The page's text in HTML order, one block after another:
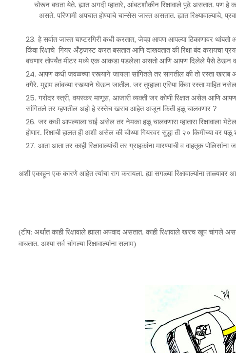
चोरून बघता येते. ह्यात अगदी म्हातारे, आंबटशौकीन रिक्षावाले पुढे असतात. पण हे
असते. परिणामी अपघात होण्याचे चान्सेस जास्त असतात. ह्यात रिक्ष्यावाल्याचे,
हे सर्वात जास्त चाप्टरगिरी कधी करतात, जेव्हा आपण आपल्या ठिकाणावर थांबतो
किंवा रिक्षाचे गियर अँड्जस्ट करत बसतात आणि दाखवतात की रिक्षा बंद करायचा
बघणार तोपर्यंत मीटर मध्ये एक आकडा पडलेला असतो आणि आपण दिलेले पैसे ठेऊन
आपण कधी जवळच्या रस्त्याने जायला सांगितले तर सांगतील की तो रस्ता
वगैरे. मुद्दाम लांबच्या रस्त्याने घेऊन जातील. जर तुम्हाला एरिया किंवा रस्ता माहित
गरोदर स्त्री, वयस्कर माणूस, आजारी व्यक्ती जर कोणी रिक्षात असेल आणि आपण
सांगितले तर म्हणतील अहो हे रस्तेच खराब आहेत अजून किती हळू चालवणार ?
जर कधी आपल्याला घाई असेल तर नेमका हळू चालवणारा म्हातारा रिक्षावाला
होणार. रिक्षाची हालतहीअशी असेल की चौथ्या गियरवर सुद्धा ती २० किमीच्या वर पळू
आता आता तर काही रिक्षावाल्यांची तर ग्राहकांना मारण्याची व वाहतूक पोलिसांना
अशी एकाहून एक कारणे आहेत त्यांचा राग करायला. ह्या सगळ्या रिक्षावाल्यांना ताळ्यावर
(टीप: अर्थात काही रिक्षावाले ह्याला अपवाद असतात. काही रिक्षावाले खरच खूप
वाचतात. अश्या सर्व चांगल्या रिक्षावाल्यांना सलाम)